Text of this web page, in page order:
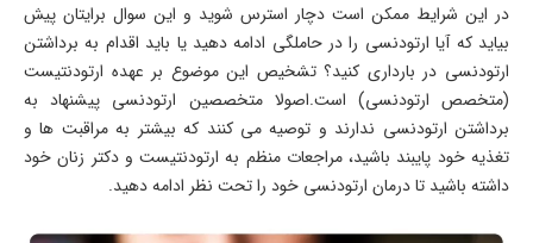
در این شرایط ممکن است دچار استرس شوید و این سوال برایتان پیش
بیاید که آیا ارتودنسی را در حاملگی ادامه دهید یا باید اقدام به برداشتن
ارتودنسی در بارداری کنید؟ تشخیص این موضوع بر عهده ارتودنتیست
(متخصص ارتودنسی) است.اصولا متخصصین ارتودنسی پیشنهاد به
برداشتن ارتودنسی ندارند و توصیه می کنند که بیشتر به مراقبت ها و
تغذیه خود پایبند باشید، مراجعات منظم به ارتودنتیست و دکتر زنان خود
داشته باشید تا درمان ارتودنسی خود را تحت نظر ادامه دهید.